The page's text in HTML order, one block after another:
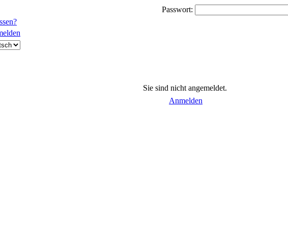
Passwort:
Sie sind nicht angemeldet.
Anmelden